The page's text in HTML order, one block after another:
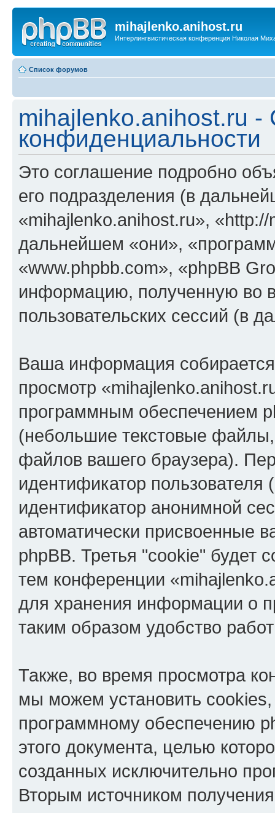
mihajlenko.anihost.ru
Интерлингвистическая конференция Николая
Список форумов
mihajlenko.anihost.ru -
конфиденциальности
Это соглашение подробно
его подразделения (в
«mihajlenko.anihost.ru»,
дальнейшем «они»,
«www.phpbb.com», «phpBB
информацию, полученную во
пользовательских сессий (в
Ваша информация
просмотр
программным обеспечением
(небольшие текстовые
файлов вашего браузера).
идентификатор
идентификатор анонимной
автоматически присвоенные
phpBB. Третья "cookie" будет
тем конференции
для хранения информации о
таким образом удобство
Также, во время просмотра
мы можем установить
программному обеспечению
этого документа, целью
созданных исключительно
Вторым источником